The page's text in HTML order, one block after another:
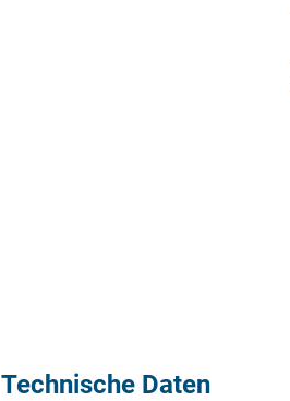
Technische Daten